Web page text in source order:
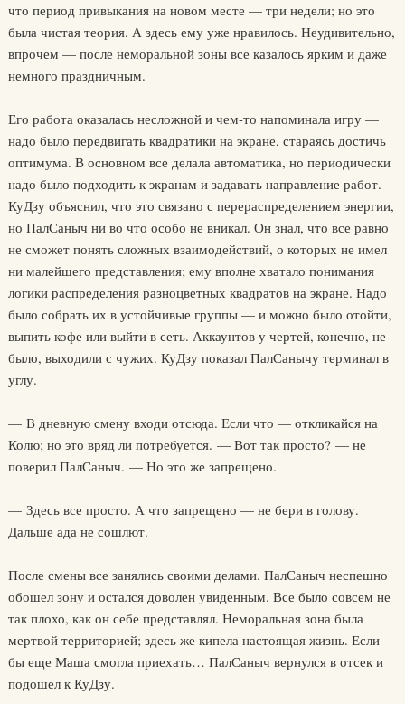
что период привыкания на новом месте — три недели; но это
была чистая теория. А здесь ему уже нравилось. Неудивительно,
впрочем — после неморальной зоны все казалось ярким и даже
немного праздничным.
Его работа оказалась несложной и чем-то напоминала игру —
надо было передвигать квадратики на экране, стараясь достичь
оптимума. В основном все делала автоматика, но периодически
надо было подходить к экранам и задавать направление работ.
КуДзу объяснил, что это связано с перераспределением энергии,
но ПалСаныч ни во что особо не вникал. Он знал, что все равно
не сможет понять сложных взаимодействий, о которых не имел
ни малейшего представления; ему вполне хватало понимания
логики распределения разноцветных квадратов на экране. Надо
было собрать их в устойчивые группы — и можно было отойти,
выпить кофе или выйти в сеть. Аккаунтов у чертей, конечно, не
было, выходили с чужих. КуДзу показал ПалСанычу терминал в
углу.
— В дневную смену входи отсюда. Если что — откликайся на
Колю; но это вряд ли потребуется. — Вот так просто? — не
поверил ПалСаныч. — Но это же запрещено.
— Здесь все просто. А что запрещено — не бери в голову.
Дальше ада не сошлют.
После смены все занялись своими делами. ПалСаныч неспешно
обошел зону и остался доволен увиденным. Все было совсем не
так плохо, как он себе представлял. Неморальная зона была
мертвой территорией; здесь же кипела настоящая жизнь. Если
бы еще Маша смогла приехать… ПалСаныч вернулся в отсек и
подошел к КуДзу.